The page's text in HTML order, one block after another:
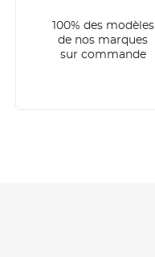
100% des modèles
de nos marques
sur commande